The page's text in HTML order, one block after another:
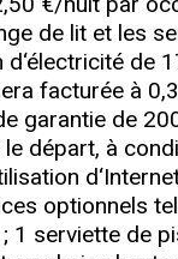
de lit et les
de
facturée à
garantie de
départ, à
optionnels
1 serviette de